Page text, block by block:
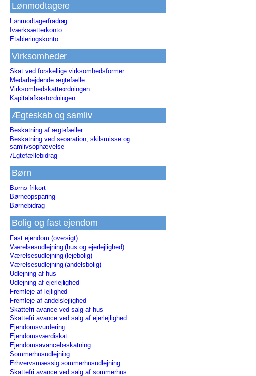
Lønmodtagere
Lønmodtagerfradrag
Iværksætterkonto
Etableringskonto
Virksomheder
Skat ved forskellige virksomhedsformer
Medarbejdende ægtefælle
Virksomhedskatteordningen
Kapitalafkastordningen
Ægteskab og samliv
Beskatning af ægtefæller
Beskatning ved separation, skilsmisse og
samlivsophævelse
Ægtefællebidrag
Børn
Børns frikort
Børneopsparing
Børnebidrag
Bolig og fast ejendom
Fast ejendom (oversigt)
Værelsesudlejning (hus og ejerlejlighed)
Værelsesudlejning (lejebolig)
Værelsesudlejning (andelsbolig)
Udlejning af hus
Udlejning af ejerlejlighed
Fremleje af lejlighed
Fremleje af andelslejlighed
Skattefri avance ved salg af hus
Skattefri avance ved salg af ejerlejlighed
Ejendomsvurdering
Ejendomsværdiskat
Ejendomsavancebeskatning
Sommerhusudlejning
Erhvervsmæssig sommerhusudlejning
Skattefri avance ved salg af sommerhus